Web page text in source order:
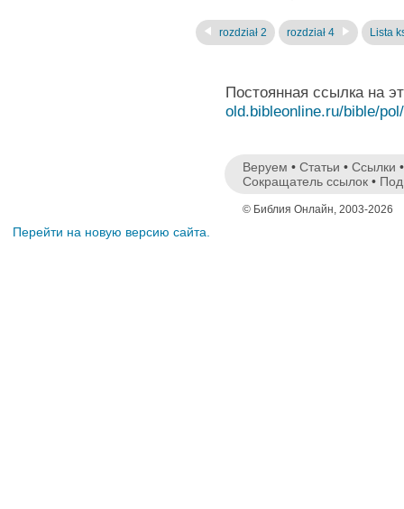
rozdział 2 rozdział 4 Lista
Постоянная ссылка на
old.bibleonline.ru/bible/
Веруем • Статьи • Ссылки
Сокращатель ссылок •
© Библия Онлайн, 2003-2026
Перейти на новую версию сайта.